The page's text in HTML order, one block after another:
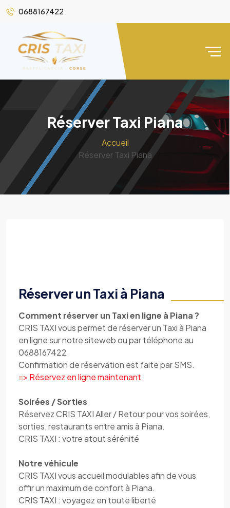
0688167422
Réserver Taxi Piana
Accueil
Réserver Taxi Piana
Réserver un Taxi à Piana
Comment réserver un Taxi en ligne à Piana ?
CRIS TAXI vous permet de réserver un Taxi à Piana
en ligne sur notre siteweb ou par téléphone au
0688167422
Confirmation de réservation est faite par SMS.
=> Réservez en ligne maintenant
Soirées / Sorties
Réservez CRIS TAXI Aller / Retour pour vos soirées,
sorties, restaurants entre amis à Piana.
CRIS TAXI : votre atout sérénité
Notre véhicule
CRIS TAXI vous accueil modulables afin de vous
offir un maximum de confort à Piana.
CRIS TAXI : voyagez en toute liberté